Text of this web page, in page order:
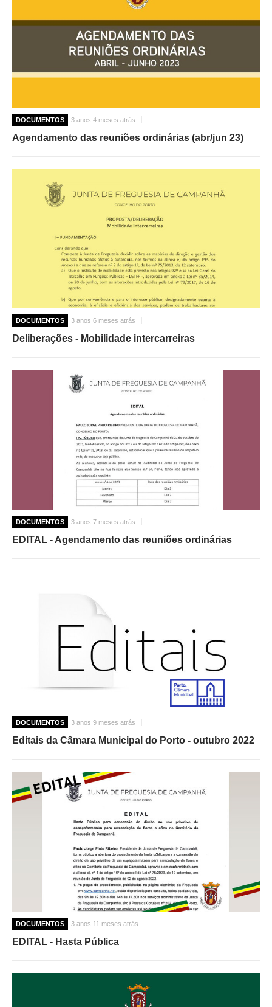
DOCUMENTOS 3 anos 4 meses atrás
Agendamento das reuniões ordinárias (abr/jun 23)
DOCUMENTOS 3 anos 6 meses atrás
Deliberações - Mobilidade intercarreiras
DOCUMENTOS 3 anos 7 meses atrás
EDITAL - Agendamento das reuniões ordinárias
DOCUMENTOS 3 anos 9 meses atrás
Editais da Câmara Municipal do Porto - outubro 2022
DOCUMENTOS 3 anos 11 meses atrás
EDITAL - Hasta Pública